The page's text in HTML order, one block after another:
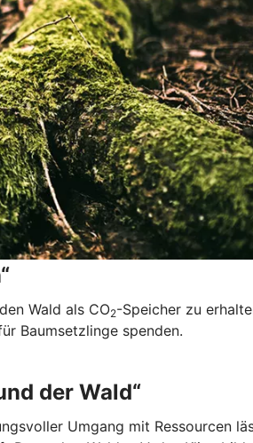
Wald als CO2-Speicher zu
Baumsetzlinge spenden.
der Wald“
Umgang mit Ressourcen